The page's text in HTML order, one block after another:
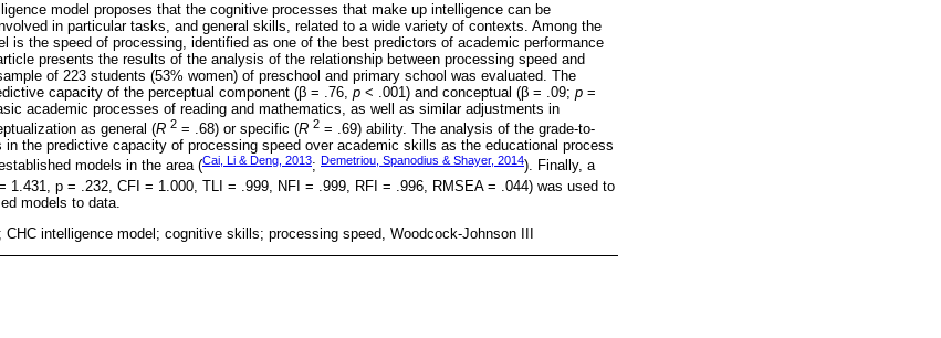
model proposes that the cognitive processes that make up intelligence can be
in particular tasks, and general skills, related to a wide variety of contexts. Among the
is the speed of processing, identified as one of the best predictors of academic performance
presents the results of the analysis of the relationship between processing speed and
of 223 students (53% women) of preschool and primary school was evaluated. The
capacity of the perceptual component (β = .76, p < .001) and conceptual (β = .09; p =
academic processes of reading and mathematics, as well as similar adjustments in
as general (R 2 = .68) or specific (R 2 = .69) ability. The analysis of the grade-to-
in the predictive capacity of processing speed over academic skills as the educational process
models in the area (Cai, Li & Deng, 2013; Demetriou, Spanodius & Shayer, 2014). Finally, a
1.431, p = .232, CFI = 1.000, TLI = .999, NFI = .999, RFI = .996, RMSEA = .044) was used to
models to data.
CHC intelligence model; cognitive skills; processing speed, Woodcock-Johnson III